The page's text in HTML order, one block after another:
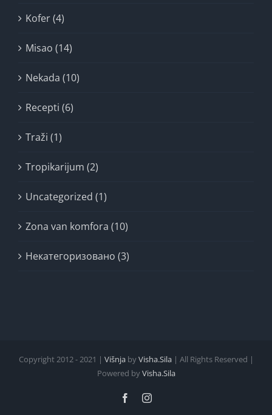
Kofer (4)
Misao (14)
Nekada (10)
Recepti (6)
Traži (1)
Tropikarijum (2)
Uncategorized (1)
Zona van komfora (10)
Некатегоризовано (3)
Copyright 2012 - 2021 | VišnjabyVisha.Sila| All Rights Reserved |
Powered byVisha.Sila
FacebookInstagram